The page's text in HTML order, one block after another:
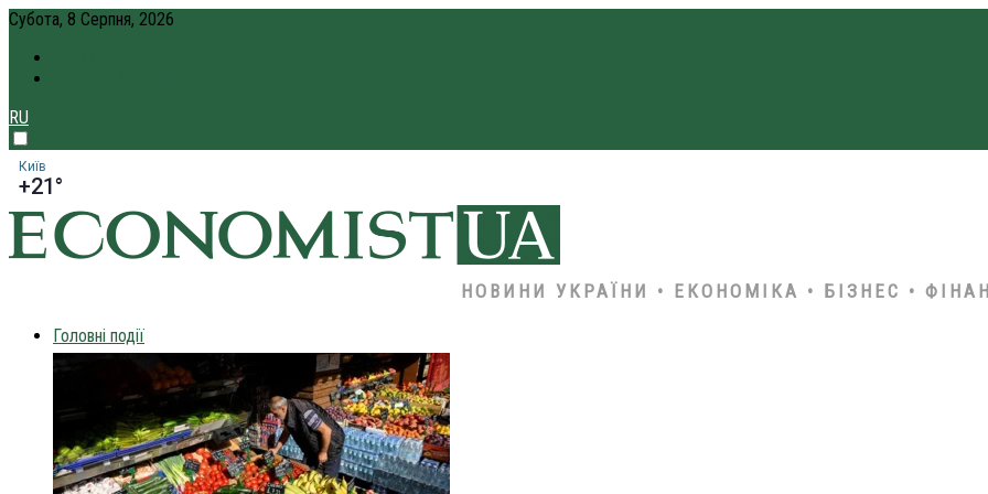
Субота, 8 Серпня, 2026
RU
Київ
+21°
НОВИНИ УКРАЇНИ • ЕКОНОМІКА • БІЗНЕС •
Головні події